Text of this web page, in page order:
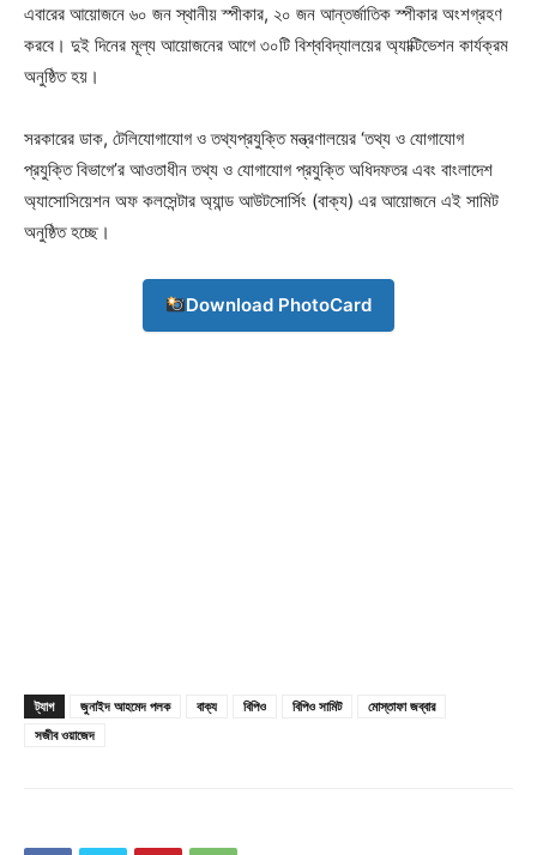
Company
About
Contact us
Subscription Plans
My account
এবারের আয়োজনে ৬০ জন স্থানীয় স্পীকার, ২০ জন আন্তর্জাতিক স্পীকার অংশগ্রহণ
করবে। দুই দিনের মূল্য আয়োজনের আগে ৩০টি বিশ্ববিদ্যালয়ের অ্যাক্টিভেশন কার্যক্রম
অনুষ্ঠিত হয়।
সরকারের ডাক, টেলিযোগাযোগ ও তথ্যপ্রযুক্তি মন্ত্রণালয়ের ‘তথ্য ও যোগাযোগ
প্রযুক্তি বিভাগে’র আওতাধীন তথ্য ও যোগাযোগ প্রযুক্তি অধিদফতর এবং বাংলাদেশ
অ্যাসোসিয়েশন অফ কলসেন্টার অ্যান্ড আউটসোর্সিং (বাক্য) এর আয়োজনে এই সামিট
অনুষ্ঠিত হচ্ছে।
Download PhotoCard
ট্যাগ জুনাইদ আহমেদ পলক বাক্য বিপিও বিপিও সামিট
মোস্তাফা জব্বার
সজীব ওয়াজেদ